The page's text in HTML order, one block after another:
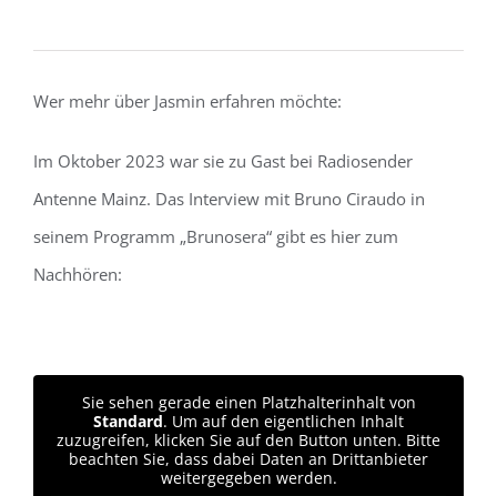
Wer mehr über Jasmin erfahren möchte:
Im Oktober 2023 war sie zu Gast bei Radiosender
Antenne Mainz. Das Interview mit Bruno Ciraudo in
seinem Programm „Brunosera“ gibt es hier zum
Nachhören:
Sie sehen gerade einen Platzhalterinhalt von
Standard. Um auf den eigentlichen Inhalt
zuzugreifen, klicken Sie auf den Button unten. Bitte
beachten Sie, dass dabei Daten an Drittanbieter
weitergegeben werden.